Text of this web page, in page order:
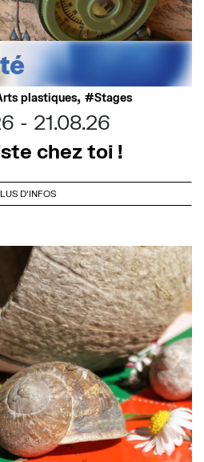
plastiques, Stages
21.08.26
chez toi !
D'INFOS